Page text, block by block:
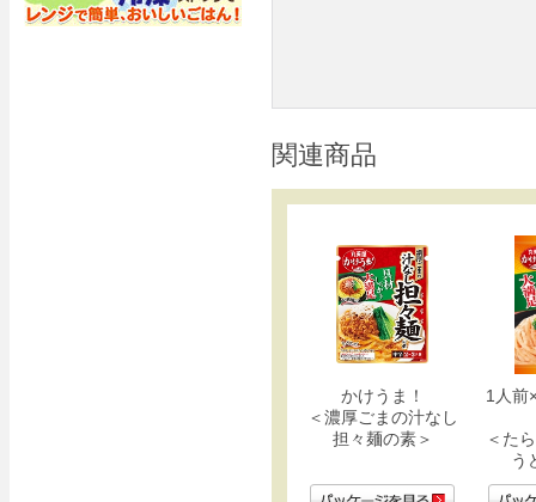
関連商品
かけうま！
＜濃厚ごまの汁なし
担々麺の素＞
1人前
＜た
う